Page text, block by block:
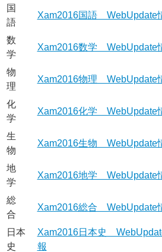
国
語
Xam2016国語 WebUpdate
数
学
Xam2016数学 WebUpdate
物
理
Xam2016物理 WebUpdate
化
学
Xam2016化学 WebUpdate
生
物
Xam2016生物 WebUpdate
地
学
Xam2016地学 WebUpdate
総
合
Xam2016総合 WebUpdate
日本
史
Xam2016日本史
報